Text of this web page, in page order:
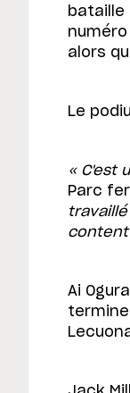
bataille
alors
Le
« C'est
Parc
content
Ai
termine